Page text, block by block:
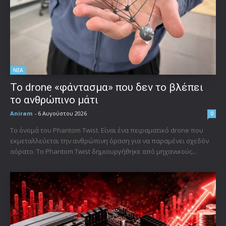
ΝΕΑ
Το drone «φάντασμα» που δεν το βλέπει
το ανθρώπινο μάτι
Aniram - 6 Αυγούστου 2026 0
Το όνομά του Phantom Twist. Είναι ένα πειραματικό drone που
εκμεταλλεύεται την ανθρώπινη όραση για να παραμένει σχεδόν
αόρατο. Το Phantom Twist δημιουργήθηκε από μηχανικούς...